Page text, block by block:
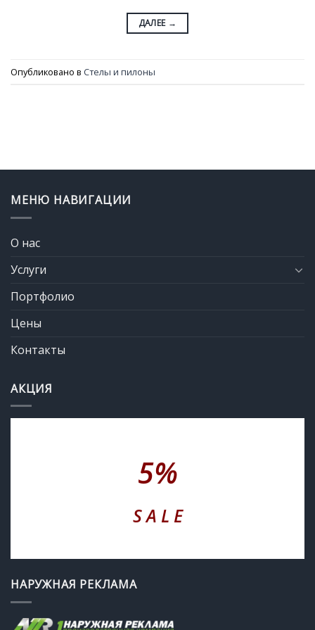
ДАЛЕЕ →
Опубликовано в Стелы и пилоны
МЕНЮ НАВИГАЦИИ
О нас
Услуги
Портфолио
Цены
Контакты
АКЦИЯ
5%
S A L E
НАРУЖНАЯ РЕКЛАМА